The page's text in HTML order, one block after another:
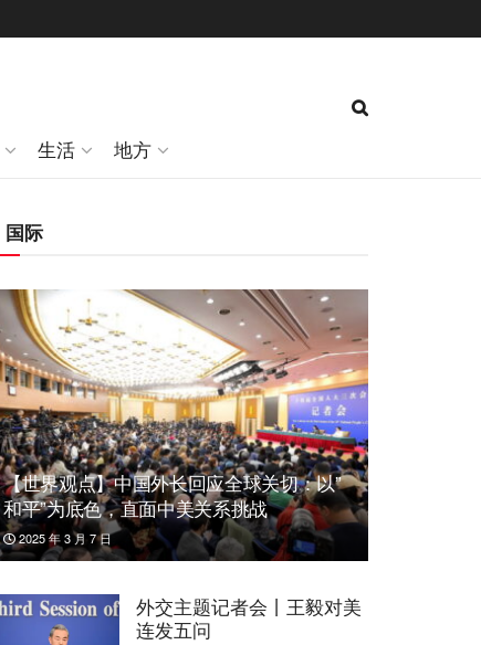
生活 地方
国际
【世界观点】中国外长回应全球关切：以”
和平”为底色，直面中美关系挑战
2025 年 3 月 7 日
外交主题记者会丨王毅对美
连发五问